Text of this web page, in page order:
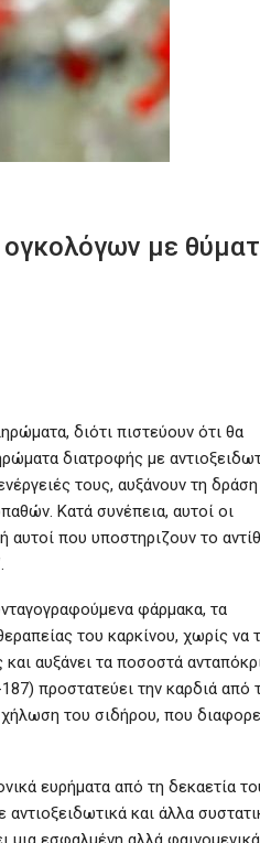
ογκολόγων με
διότι πιστεύουν ότι θα
διατροφής με
τους, αυξάνουν τη δράση
Κατά συνέπεια, αυτοί οι
αυτοί που υποστηριζουν το
φάρμακα, τα
του καρκίνου, χωρίς να
αυξάνει τα ποσοστά
προστατεύει την καρδιά από
χήλωση του σιδήρου, που
ευρήματα από τη δεκαετία
και άλλα